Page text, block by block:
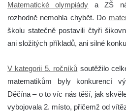
Matematické olympiády a ZŠ
rozhodně nemohla chybět. Do
školu statečně postavili čtyři
ani složitých příkladů, ani silné
V kategorii 5. ročníků soutěžilo
matematikům byly konkurencí
Děčína – o to víc nás těší, jak
vybojovala 2. místo, přičemž od